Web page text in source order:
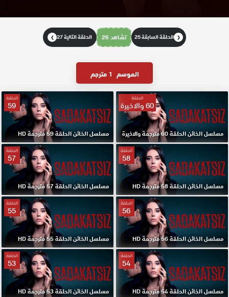
❮ الحلقة السابقة 25 تشاهد 26 الحلقة التالية 27 ❯
الموسم 1 مترجم
الحلقة
60 والاخيرة
مسلسل الخائن الحلقة 60 مترجمة والاخيرة
الحلقة
59
مسلسل الخائن الحلقة 59 مترجمة HD
الحلقة
58
مسلسل الخائن الحلقة 58 مترجمة HD
الحلقة
57
مسلسل الخائن الحلقة 57 مترجمة HD
الحلقة
56
مسلسل الخائن الحلقة 56 مترجمة HD
الحلقة
55
مسلسل الخائن الحلقة 55 مترجمة HD
الحلقة
54
مسلسل الخائن الحلقة 54 مترجمة HD
الحلقة
53
مسلسل الخائن الحلقة 53 مترجمة HD